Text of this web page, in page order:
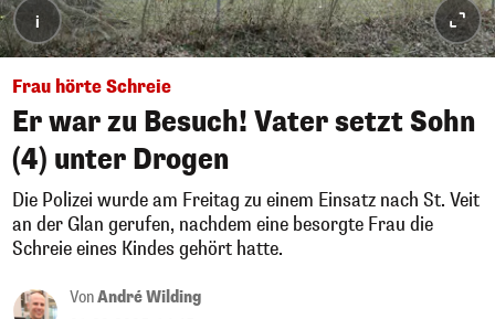
i
Frau hörte Schreie
Er war zu Besuch! Vater setzt Sohn
(4) unter Drogen
Die Polizei wurde am Freitag zu einem Einsatz nach St. Veit
an der Glan gerufen, nachdem eine besorgte Frau die
Schreie eines Kindes gehört hatte.
VonAndré Wilding